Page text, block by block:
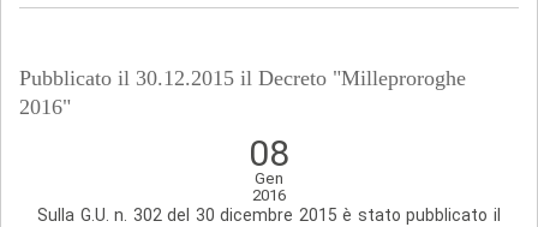
Pubblicato il 30.12.2015 il Decreto "Milleproroghe
2016"
08
Gen
2016
Sulla G.U. n. 302 del 30 dicembre 2015 è stato pubblicato il